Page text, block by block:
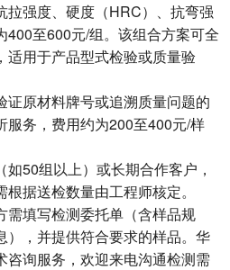
拉强度、硬度（HRC）、抗弯强
400至600元/组。该组合方案可全
适用于产品型式检验或质量验
证原材料牌号或追溯质量问题的
服务，费用约为200至400元/样
50组以上）或长期合作客户，
据送检数量由工程师核定。
需填写检测委托单（含样品规
），并提供符合要求的样品。华
咨询服务，欢迎来电沟通检测需